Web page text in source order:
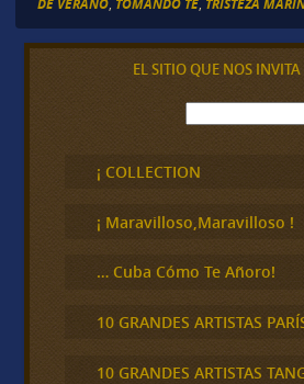
DE VERANO TOMANDO TE TRISTEZA
EL SITIO QUE NOS INVITA
B
u
c
a
¡ COLLECTION
¡ Maravilloso,Maravilloso !
… Cuba Cómo Te Añoro!
10 GRANDES ARTISTAS
10 GRANDES ARTISTAS